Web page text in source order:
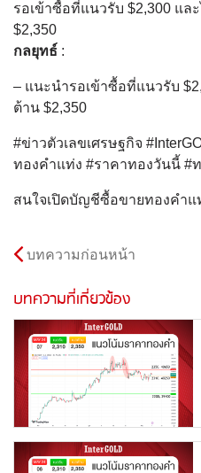
รอเข้าซื้อที่แนวรับ $2,300 แล
$2,350
กลยุทธ์ :
– แนะนำรอเข้าซื้อที่แนวรับ
ต้าน $2,350
#ข่าวตัวเลขเศรษฐกิจ
ทองคำแท่ง #ราคาทองวันนี้ #
สนใจเปิดบัญชีซื้อขายทองคำแ
บทความก่อนหน้า
บทความที่เกี่ยวข้อง